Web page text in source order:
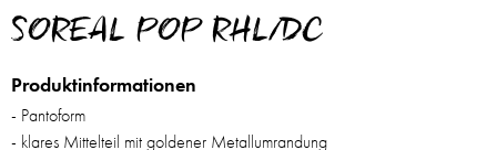
SOREAL POP RHL/DC
Produktinformationen
- Pantoform
- klares Mittelteil mit goldener Metallumrandung